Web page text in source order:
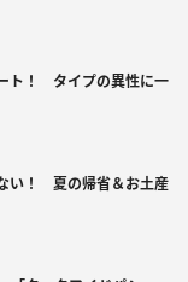
ト！ タイプの異性に一
い！ 夏の帰省＆お土産